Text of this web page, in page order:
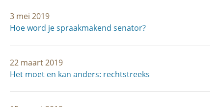
3 mei 2019
Hoe word je spraakmakend senator?
22 maart 2019
Het moet en kan anders: rechtstreeks